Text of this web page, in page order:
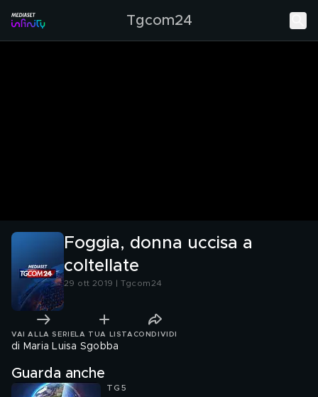
Tgcom24
Foggia, donna uccisa a
coltellate
29 ott 2019 | Tgcom24
VAI ALLA SERIE LA TUA LISTA CONDIVIDI
di Maria Luisa Sgobba
Guarda anche
TG5